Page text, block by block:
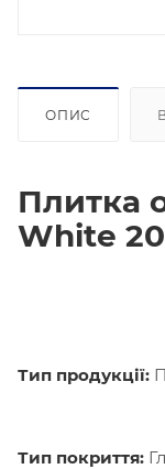
ОПИС
Плитка
White
Тип продукції:
Тип покриття: